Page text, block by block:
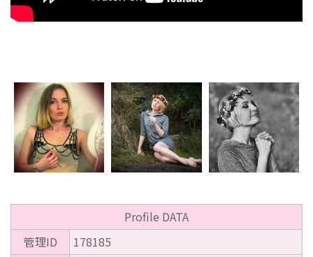
Profile DATA
管理ID
178185